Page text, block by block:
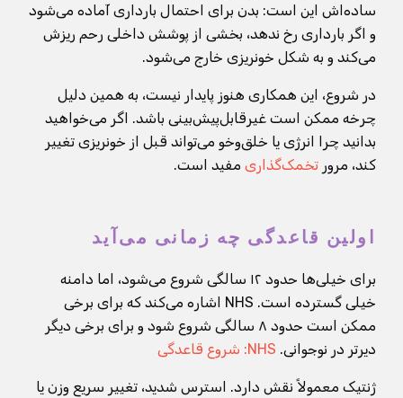
ساده‌اش این است: بدن برای احتمال بارداری آماده می‌شود
و اگر بارداری رخ ندهد، بخشی از پوشش داخلی رحم ریزش
می‌کند و به شکل خونریزی خارج می‌شود.
در شروع، این همکاری هنوز پایدار نیست، به همین دلیل
چرخه ممکن است غیرقابل‌پیش‌بینی باشد. اگر می‌خواهید
بدانید چرا انرژی یا خلق‌وخو می‌تواند قبل از خونریزی تغییر
کند، مرور تخمک‌گذاری مفید است.
اولین قاعدگی چه زمانی می‌آید
برای خیلی‌ها حدود ۱۲ سالگی شروع می‌شود، اما دامنه
خیلی گسترده است. NHS اشاره می‌کند که برای برخی
ممکن است حدود ۸ سالگی شروع شود و برای برخی دیگر
دیرتر در نوجوانی. NHS: شروع قاعدگی
ژنتیک معمولاً نقش دارد. استرس شدید، تغییر سریع وزن یا